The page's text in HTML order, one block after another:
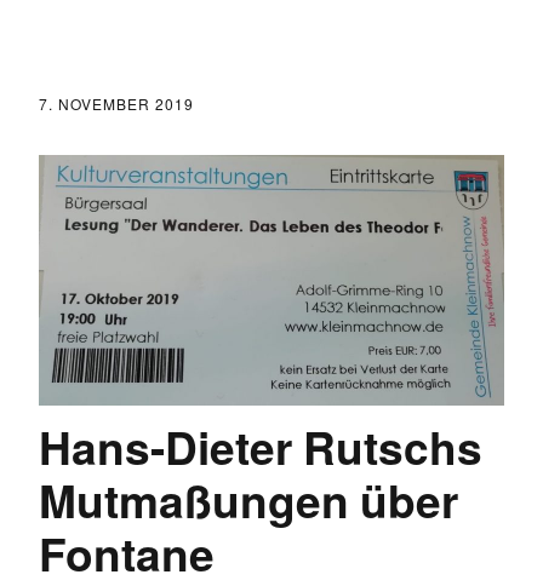
7. NOVEMBER 2019
Hans-Dieter Rutschs
Mutmaßungen über
Fontane